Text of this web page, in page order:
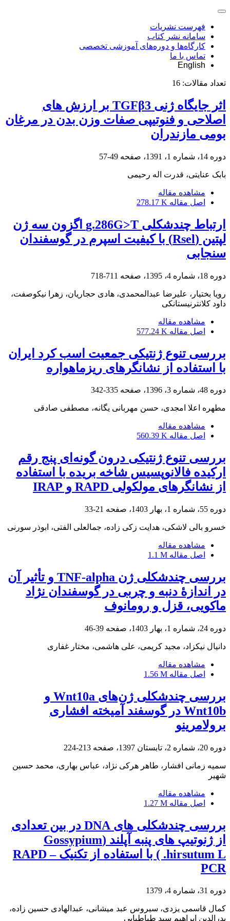
فهرست نشریات
سامانه نشر کتاب
کارگاه‌ها و دوره‌های آموزشی تخصصی
تماس با ما
English
تعداد مقالات: 16
اثر جایگاه ژنی TGFβ3 بر ارزش های
اصلاحی و فنوتیپی صفات وزن بدن در مرغان
بومی مازندران
دوره 14، شماره 1، 1391، صفحه 49-57
بابک عنایتی، قدرت اله رحیمی
مشاهده مقاله
اصل مقاله 278.17 K
ارتباط چندشکلی g.286G>T اگزون سه ژن
لپتین (Rsel) با کیفیت اسپرم در گوسفندان
سنجابی
دوره 18، شماره 4، 1395، صفحه 711-718
رویا بختیار، علیرضا عبدالمحمدی، هادی حجاریان، زهرا نیکوصفت،
داود کلانترنیستانکی
مشاهده مقاله
اصل مقاله 577.24 K
بررسی تنوع ژنتیکی جمعیت اسب کرد ایران
با استفاده از نشانگرهای ریزماهواره
دوره 48، شماره 3، 1396، صفحه 335-342
مطهره اعلا امجدی، حسن مهربانی یگانه، مصطفی صادقی
مشاهده مقاله
اصل مقاله 560.39 K
بررسی تنوع ژنتیکی درون گونه‌ای پنج رقم
ارکیده فالانوپسیس شاخه بریده با استفاده
از نشانگرهای مولکولی RAPD و IRAP
دوره 55، شماره 1، بهار 1403، صفحه 21-33
خسرو بالی لاشکی، هدایت زکی زاده، جمالعلی الفتی، ابوذر سورنی
مشاهده مقاله
اصل مقاله 1.1 M
بررسی چندشکلی ژن TNF-alpha و تأثیر آن
در اندازۀ دنبه و چربی در گوسفندان نژاد
ماکویی، قزل و رومانوف
دوره 24، شماره 1، بهار 1403، صفحه 39-46
دانیال نیکزاد، مجید کریمی، علی هاشمی، مختار غفاری
مشاهده مقاله
اصل مقاله 1.56 M
بررسی چندشکلی ژن‌های‌ Wnt10a و
Wnt10b در گوسفند آمیخته افشاری
برولامرینو
دوره 20، شماره 2، تابستان 1397، صفحه 213-224
سمیه زمانی افشار، طاهر هرکی نژاد، عباس بهاری، محمد حسین
شهیر
مشاهده مقاله
اصل مقاله 1.27 M
بررسی چندشکلی های DNA در بین تعدادی
از ژنوتیپ های پنبه آپلند (Gossypium
hirsutum L. ) با استفاده از تکنیک RAPD –
PCR
دوره 31، شماره 4، 1379
کمال قاسمی یزدی، سیروس عبد میشانی، عبدالهادی حسین زاده،
بدرالدین ابراهیم سید طباطبایی